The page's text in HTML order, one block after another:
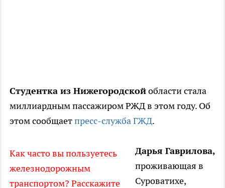
Студентка из Нижегородскойобласти стала
миллиардным пассажиром РЖД в этом году. Об
этом сообщаетпресс-служба ГЖД.
Как часто вы пользуетесь
железнодорожным
транспортом? Расскажите
Дарья Гаврилова,
проживающая в
Суроватихе,